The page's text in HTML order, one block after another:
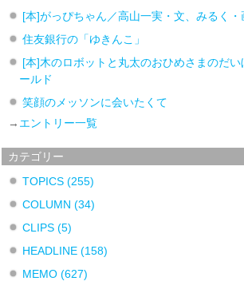
[本]がっぴちゃん／高山一実・文、みるく・
住友銀行の「ゆきんこ」
[本]木のロボットと丸太のおひめさまのだ
ールド
笑顔のメッソンに会いたくて
→ エントリー一覧
カテゴリー
TOPICS (255)
COLUMN (34)
CLIPS (5)
HEADLINE (158)
MEMO (627)